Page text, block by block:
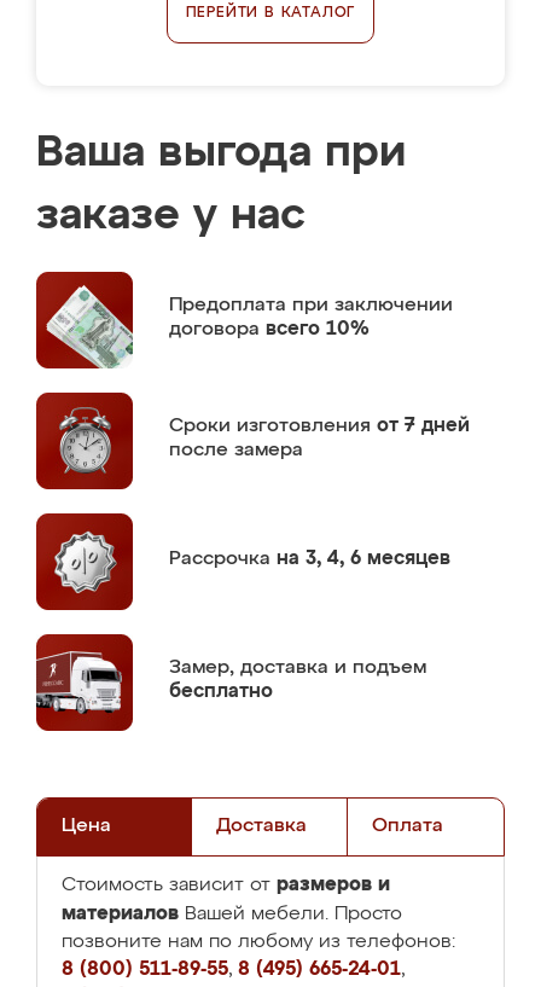
ПЕРЕЙТИ В КАТАЛОГ
Ваша выгода при
заказе у нас
Предоплата при заключении
договора всего 10%
Сроки изготовления от 7 дней
после замера
Рассрочка на 3, 4, 6 месяцев
Замер, доставка и подъем
бесплатно
Цена Доставка Оплата
Стоимость зависит от размеров и
материалов Вашей мебели. Просто
позвоните нам по любому из телефонов:
8 (800) 511-89-55, 8 (495) 665-24-01,